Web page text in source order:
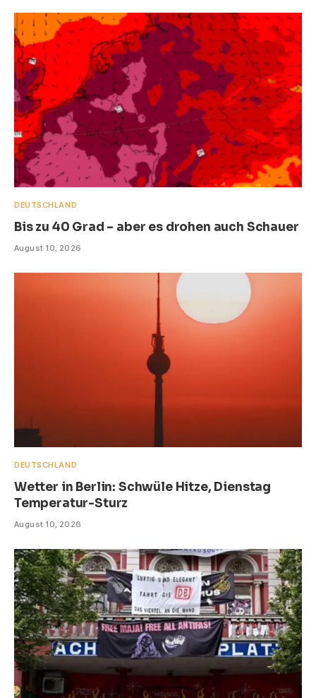
DEUTSCHLAND
Bis zu 40 Grad – aber es drohen auch Schauer
August 10, 2026
DEUTSCHLAND
Wetter in Berlin: Schwüle Hitze, Dienstag
Temperatur-Sturz
August 10, 2026